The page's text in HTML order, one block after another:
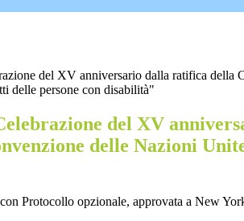
del XV anniversario dalla ratifica della
delle persone con disabilità"
del XV
delle Nazioni
Protocollo opzionale, approvata a New